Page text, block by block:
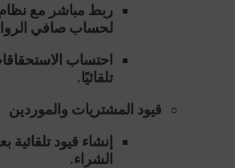
ربط مباشر مع نظام
لحساب صافي
احتساب
تلقائيًا.
قيود المشتريات والموردين
إنشاء قيود تلقائية
الشراء.